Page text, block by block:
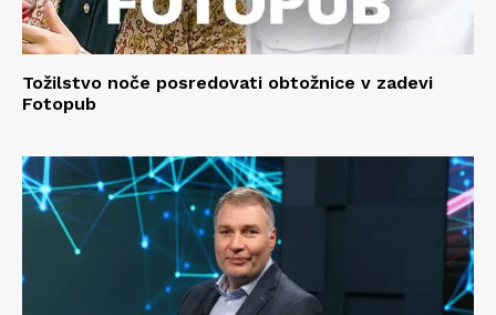
Tožilstvo noče posredovati obtožnice v zadevi
Fotopub